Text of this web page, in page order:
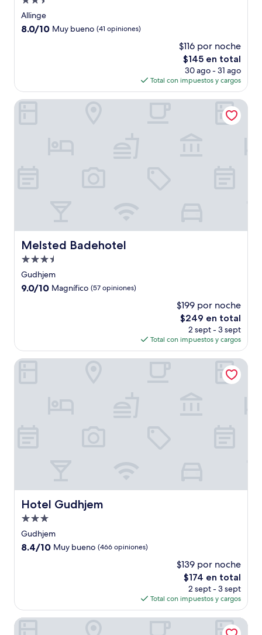
de
2.5
Allinge
8.0
opiniones)
8.0/10 Muy bueno (41 opiniones)
$116 por noche
El
precio
actual
es
de
$145 en total
30 ago - 31 ago
Total con impuestos y cargos
Melsted Badehotel
Melsted Badehotel
Propiedad
de
3.5
Gudhjem
9.0
9.0/10 Magnífico (57 opiniones)
$199 por noche
El
precio
actual
es
de
$249 en total
2 sept - 3 sept
Total con impuestos y cargos
Melsted Badehotel
Hotel Gudhjem
Hotel Gudhjem
Propiedad
de
3.0
Gudhjem
8.4
opiniones)
8.4/10 Muy bueno (466 opiniones)
$139 por noche
El
precio
actual
es
de
$174 en total
2 sept - 3 sept
Total con impuestos y cargos
Hotel Gudhjem
Hotel Klostergaarden